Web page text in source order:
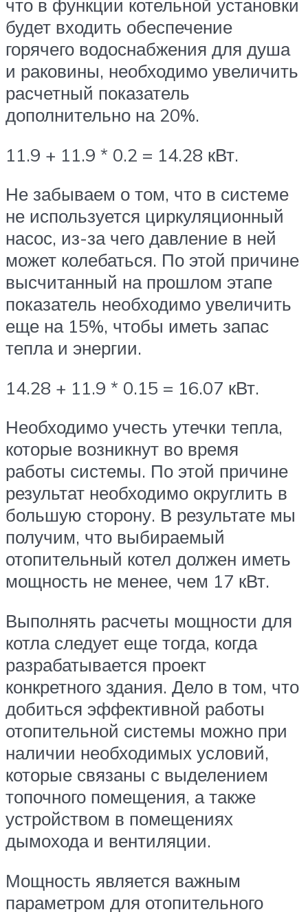
что в функции котельной установки
будет входить обеспечение
горячего водоснабжения для душа
и раковины, необходимо увеличить
расчетный показатель
дополнительно на 20%.
11.9 + 11.9 * 0.2 = 14.28 кВт.
Не забываем о том, что в системе
не используется циркуляционный
насос, из-за чего давление в ней
может колебаться. По этой причине
высчитанный на прошлом этапе
показатель необходимо увеличить
еще на 15%, чтобы иметь запас
тепла и энергии.
14.28 + 11.9 * 0.15 = 16.07 кВт.
Необходимо учесть утечки тепла,
которые возникнут во время
работы системы. По этой причине
результат необходимо округлить в
большую сторону. В результате мы
получим, что выбираемый
отопительный котел должен иметь
мощность не менее, чем 17 кВт.
Выполнять расчеты мощности для
котла следует еще тогда, когда
разрабатывается проект
конкретного здания. Дело в том, что
добиться эффективной работы
отопительной системы можно при
наличии необходимых условий,
которые связаны с выделением
топочного помещения, а также
устройством в помещениях
дымохода и вентиляции.
Мощность является важным
параметром для отопительного